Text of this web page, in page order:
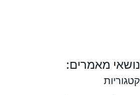
נושאי מאמרים:
קטגוריות